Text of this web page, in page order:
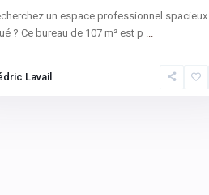
un espace professionnel spacieux
? Ce bureau de 107 m² est p ...
Lavail